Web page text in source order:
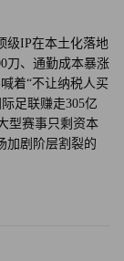
级IP在本土化落地
刀、通勤成本暴涨
着“不让纳税人买
足联赚走305亿
型赛事只剩资本
加剧阶层割裂的